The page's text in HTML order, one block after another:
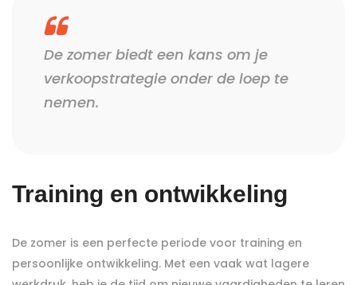
De zomer biedt een kans om je
verkoopstrategie onder de loep te
nemen.
Training en ontwikkeling
De zomer is een perfecte periode voor training en
persoonlijke ontwikkeling. Met een vaak wat lagere